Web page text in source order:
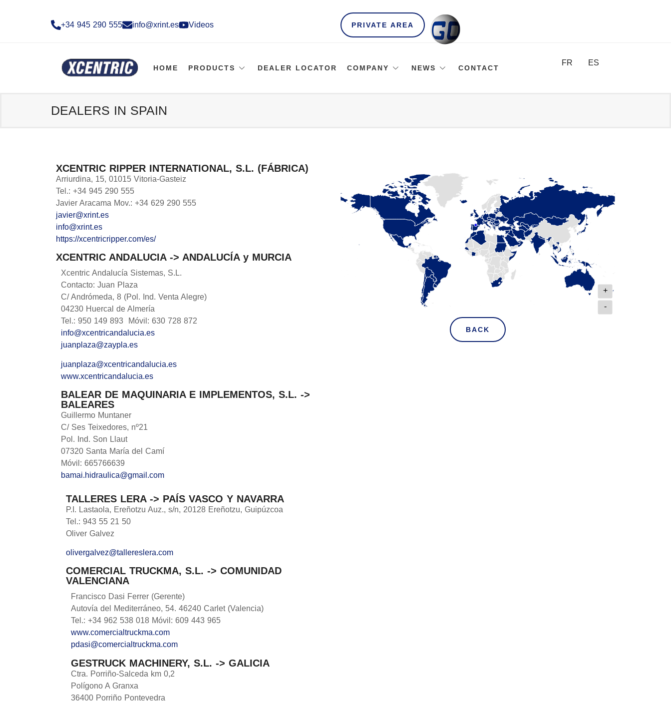
+34 945 290 555​ info@xrint.es Videos PRIVATE AREA
HOME PRODUCTS DEALER LOCATOR COMPANY NEWS CONTACT
FR ES
DEALERS IN SPAIN
XCENTRIC RIPPER INTERNATIONAL, S.L. (FÁBRICA)
Arriurdina, 15, 01015 Vitoria-Gasteiz
Tel.: +34 945 290 555
Javier Aracama Mov.: +34 629 290 555
javier@xrint.es
info@xrint.es
https://xcentricripper.com/es/
XCENTRIC ANDALUCIA -> ANDALUCÍA y MURCIA
Xcentric Andalucía Sistemas, S.L.
Contacto: Juan Plaza
C/ Andrómeda, 8 (Pol. Ind. Venta Alegre)
04230 Huercal de Almería
Tel.: 950 149 893 Móvil: 630 728 872
info@xcentricandalucia.es
juanplaza@zaypla.es
juanplaza@xcentricandalucia.es
www.xcentricandalucia.es
BALEAR DE MAQUINARIA E IMPLEMENTOS, S.L. ->
BALEARES
Guillermo Muntaner
C/ Ses Teixedores, nº21
Pol. Ind. Son Llaut
07320 Santa María del Camí
Móvil: 665766639
bamai.hidraulica@gmail.com
TALLERES LERA -> PAÍS VASCO Y NAVARRA
P.I. Lastaola, Ereñotzu Auz., s/n, 20128 Ereñotzu, Guipúzcoa
Tel.: 943 55 21 50
Oliver Galvez
olivergalvez@tallereslera.com
COMERCIAL TRUCKMA, S.L. -> COMUNIDAD
VALENCIANA
Francisco Dasi Ferrer (Gerente)
Autovía del Mediterráneo, 54. 46240 Carlet (Valencia)
Tel.: +34 962 538 018 Móvil: 609 443 965
www.comercialtruckma.com
pdasi@comercialtruckma.com
GESTRUCK MACHINERY, S.L. -> GALICIA
Ctra. Porriño-Salceda km 0,2
Polígono A Granxa
36400 Porriño Pontevedra
+
-
BACK